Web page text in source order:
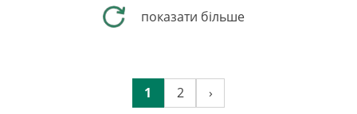
показати більше
1 2 ›